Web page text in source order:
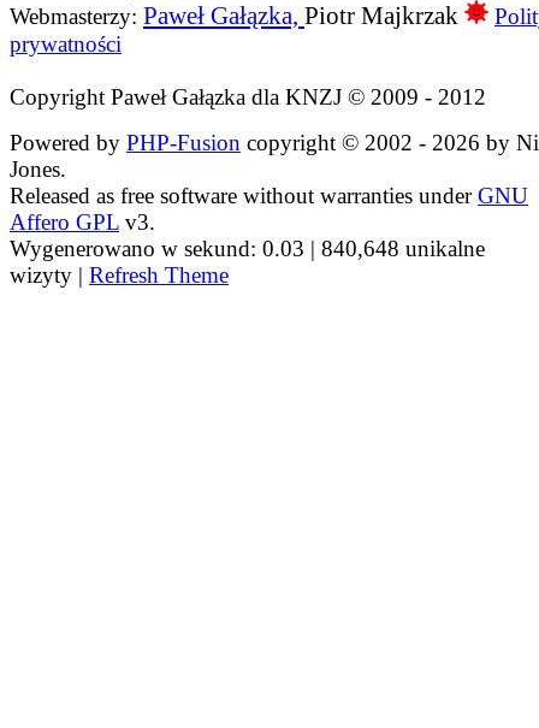
Webmasterzy: Paweł Gałązka, Piotr Majkrzak
prywatności
Copyright Paweł Gałązka dla KNZJ © 2009 - 2012
Powered by PHP-Fusion copyright © 2002 - 2026 by
Jones.
Released as free software without warranties underGNU
Affero GPL v3.
Wygenerowano w sekund: 0.03 | 840,648 unikalne
wizyty | Refresh Theme